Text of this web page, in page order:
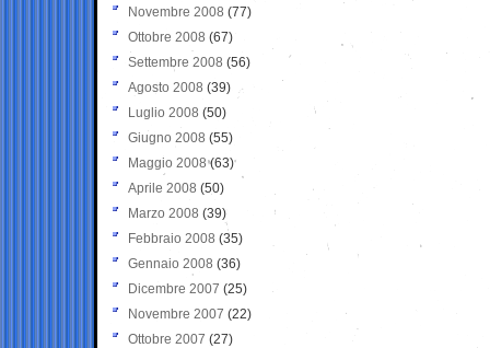
Novembre 2008 (77)
Ottobre 2008 (67)
Settembre 2008 (56)
Agosto 2008 (39)
Luglio 2008 (50)
Giugno 2008 (55)
Maggio 2008(63)
Aprile 2008 (50)
Marzo 2008 (39)
Febbraio 2008 (35)
Gennaio 2008 (36)
Dicembre 2007 (25)
Novembre 2007 (22)
Ottobre 2007 (27)